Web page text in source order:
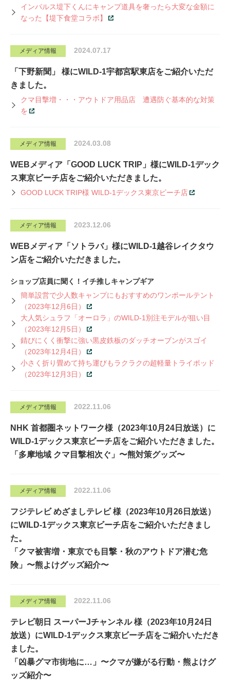
インパルス堤下くんにキャンプ道具を奢ったら大変な金額に
なった【堤下食堂コラボ】
メディア情報 2024.07.17
「下野新聞」 様にWILD-1宇都宮駅東店をご紹介いただ
きました。
クマ目撃増・・・アウトドア用品店 遭遇防ぐ基本的な対策
を
メディア情報 2024.03.08
WEBメディア「GOOD LUCK TRIP」様にWILD-1デック
ス東京ビーチ店をご紹介いただきました。
GOOD LUCK TRIP様 WILD-1デックス東京ビーチ店
メディア情報 2023.12.06
WEBメディア「ソトラバ」様にWILD-1越谷レイクタウ
ン店をご紹介いただきました。
ショップ店員に聞く！イチ推しキャンプギア
簡単設営で少人数キャンプにもおすすめのワンポールテント
（2023年12月6日）
大人気シュラフ「オーロラ」のWILD-1別注モデルが狙い目
（2023年12月5日）
錆びにくく衝撃に強い黒皮鉄板のダッチオーブンがスゴイ
（2023年12月4日）
小さく折り畳めて持ち運びもラクラクの超軽量トライポッド
（2023年12月3日）
メディア情報 2022.11.06
NHK 首都圏ネットワーク様（2023年10月24日放送）に
WILD-1デックス東京ビーチ店をご紹介いただきました。
「多摩地域 クマ目撃相次ぐ」〜熊対策グッズ〜
メディア情報 2022.11.06
フジテレビ めざましテレビ 様（2023年10月26日放送）
にWILD-1デックス東京ビーチ店をご紹介いただきまし
た。
「クマ被害増・東京でも目撃・秋のアウトドア潜む危
険」〜熊よけグッズ紹介〜
メディア情報 2022.11.06
テレビ朝日 スーパーJチャンネル 様（2023年10月24日
放送）にWILD-1デックス東京ビーチ店をご紹介いただき
ました。
「凶暴グマ市街地に…」〜クマが嫌がる行動・熊よけグ
ッズ紹介〜